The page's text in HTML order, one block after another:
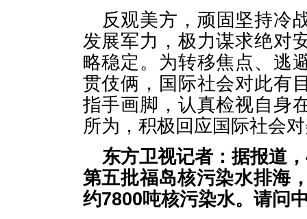
反观美方，顽固坚持冷
发展军力，极力谋求绝对
略稳定。为转移焦点、逃
贯伎俩，国际社会对此有
指手画脚，认真检视自身
所为，积极回应国际社会
东方卫视记者：据报道
第五批福岛核污染水排海
约7800吨核污染水。请问